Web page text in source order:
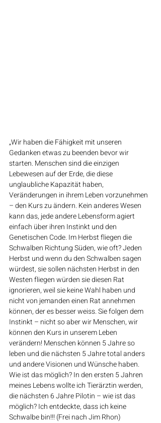
„Wir haben die Fähigkeit mit unseren
Gedanken etwas zu beenden bevor wir
starten. Menschen sind die einzigen
Lebewesen auf der Erde, die diese
unglaubliche Kapazität haben,
Veränderungen in ihrem Leben vorzunehmen
– den Kurs zu ändern. Kein anderes Wesen
kann das, jede andere Lebensform agiert
einfach über ihren Instinkt und den
Genetischen Code. Im Herbst fliegen die
Schwalben Richtung Süden, wie oft? Jeden
Herbst und wenn du den Schwalben sagen
würdest, sie sollen nächsten Herbst in den
Westen fliegen würden sie diesen Rat
ignorieren, weil sie keine Wahl haben und
nicht von jemanden einen Rat annehmen
können, der es besser weiss. Sie folgen dem
Instinkt – nicht so aber wir Menschen, wir
können den Kurs in unserem Leben
verändern! Menschen können 5 Jahre so
leben und die nächsten 5 Jahre total anders
und andere Visionen und Wünsche haben.
Wie ist das möglich? In den ersten 5 Jahren
meines Lebens wollte ich Tierärztin werden,
die nächsten 6 Jahre Pilotin – wie ist das
möglich? Ich entdeckte, dass ich keine
Schwalbe bin!!! (Frei nach Jim Rhon)